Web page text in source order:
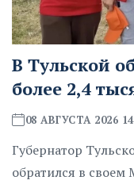
В Тульской
более 2,4
08 АВГУСТА 2026
Губернатор
обратился в своем